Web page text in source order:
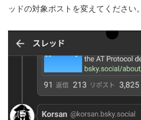
ッドの対象ポストを変えてください。